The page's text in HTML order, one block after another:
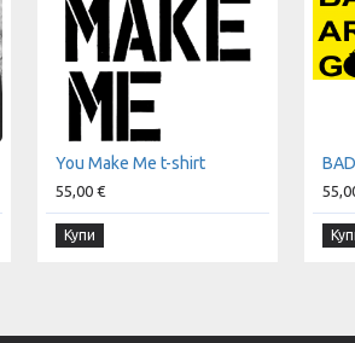
You Make Me t-shirt
55,00 €
Купи